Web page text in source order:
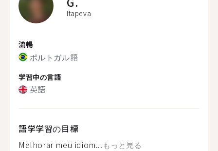
Itapeva
流暢
ポルトガル語
学習中の言語
英語
語学学習の目標
Melhorar meu idiom... もっと見る